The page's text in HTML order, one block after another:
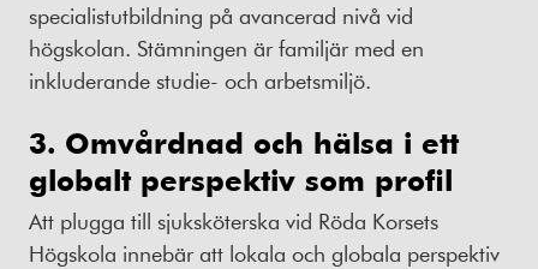
specialistutbildning på avancerad nivå vid
högskolan. Stämningen är familjär med en
inkluderande studie- och arbetsmiljö.
3. Omvårdnad och hälsa i ett
globalt perspektiv som profil
Att plugga till sjuksköterska vid Röda Korsets
Högskola innebär att lokala och globala perspektiv